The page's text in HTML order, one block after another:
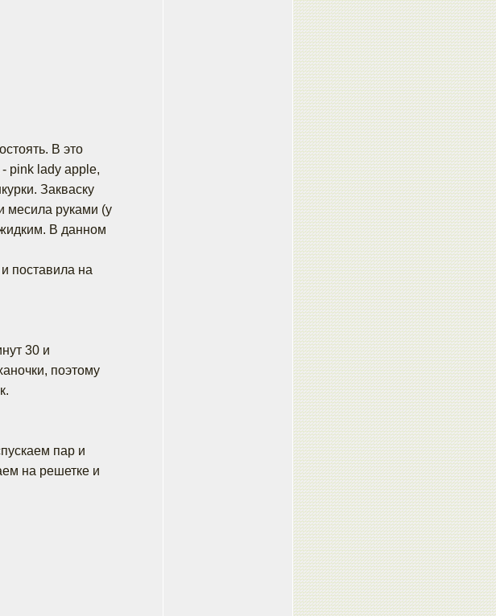
В это
pink lady apple,
Закваску
месила руками (у
В данном
поставила на
30 и
поэтому
пар и
на решетке и